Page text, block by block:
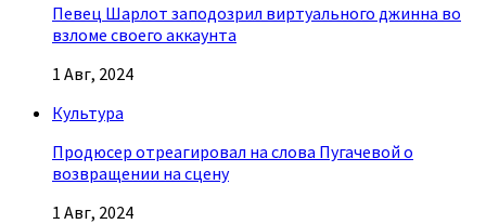
Певец Шарлот заподозрил виртуального джинна во
взломе своего аккаунта
1 Авг, 2024
Культура
Продюсер отреагировал на слова Пугачевой о
возвращении на сцену
1 Авг, 2024